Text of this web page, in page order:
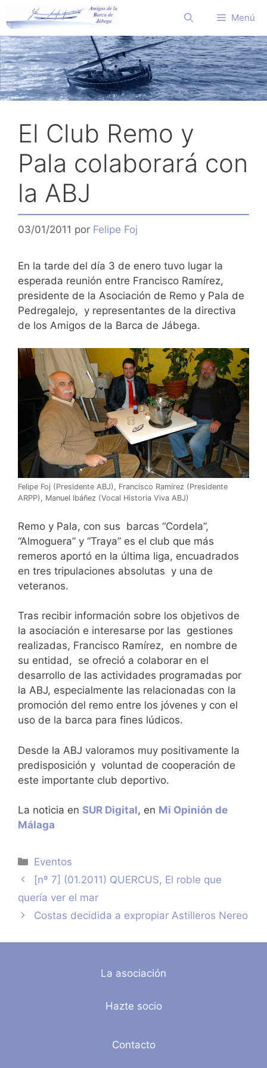
al
contenido
Menú
El Club Remo y
Pala colaborará con
la ABJ
03/01/2011 por Felipe Foj
En la tarde del día 3 de enero tuvo lugar la
esperada reunión entre Francisco Ramírez,
presidente de la Asociación de Remo y Pala de
Pedregalejo, y representantes de la directiva
de los Amigos de la Barca de Jábega.
Felipe Foj (Presidente ABJ), Francisco Ramírez (Presidente
ARPP), Manuel Ibáñez (Vocal Historia Viva ABJ)
Remo y Pala, con sus barcas “Cordela”,
“Almoguera” y “Traya” es el club que más
remeros aportó en la última liga, encuadrados
en tres tripulaciones absolutas y una de
veteranos.
Tras recibir información sobre los objetivos de
la asociación e interesarse por las gestiones
realizadas, Francisco Ramírez, en nombre de
su entidad, se ofreció a colaborar en el
desarrollo de las actividades programadas por
la ABJ, especialmente las relacionadas con la
promoción del remo entre los jóvenes y con el
uso de la barca para fines lúdicos.
Desde la ABJ valoramos muy positivamente la
predisposición y voluntad de cooperación de
este importante club deportivo.
La noticia en SUR Digital, en Mi Opinión de
Málaga
Categorías
Eventos
[nº 7] (01.2011) QUERCUS, El roble que
quería ver el mar
Costas decidida a expropiar Astilleros Nereo
La asociación
Hazte socio
Contacto